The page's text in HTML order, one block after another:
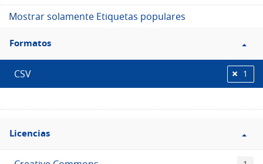
Mostrar solamente Etiquetas populares
Filtro
Formatos
Formatos
CSV 1
Filtro
Licencias
Licencias